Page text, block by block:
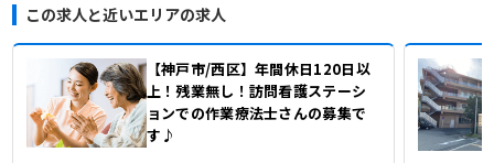
この求人と近いエリアの求人
【神戸市/西区】年間休日120日以
上！残業無し！訪問看護ステーシ
ョンでの作業療法士さんの募集で
す♪